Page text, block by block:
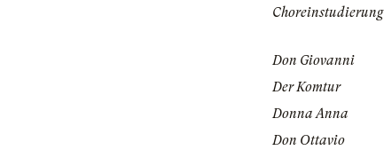
Choreinstudierung
Don Giovanni
Der Komtur
Donna Anna
Don Ottavio